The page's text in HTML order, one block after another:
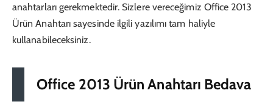
anahtarları gerekmektedir. Sizlere vereceğimiz Office 2013
Ürün Anahtarı sayesinde ilgili yazılımı tam haliyle
kullanabileceksiniz.
Office 2013 Ürün Anahtarı Bedava